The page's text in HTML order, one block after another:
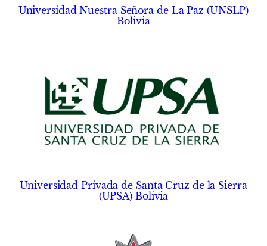
Universidad Nuestra Señora de La Paz (UNSLP)
Bolivia
Universidad Privada de Santa Cruz de la Sierra
(UPSA) Bolivia